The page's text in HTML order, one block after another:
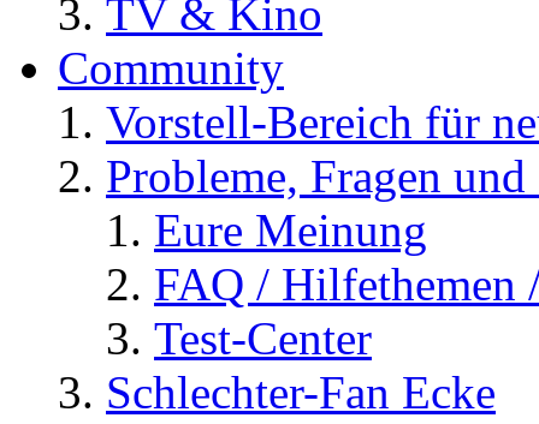
TV & Kino
Community
Vorstell-Bereich für
Probleme, Fragen
Eure Meinung
FAQ / Hilfethemen
Test-Center
Schlechter-Fan Ecke